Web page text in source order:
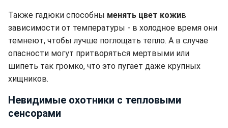
Также гадюки способны менять цвет кожив
зависимости от температуры - в холодное время они
темнеют, чтобы лучше поглощать тепло. А в случае
опасности могут притворяться мертвыми или
шипеть так громко, что это пугает даже крупных
хищников.
Невидимые охотники с тепловыми
сенсорами